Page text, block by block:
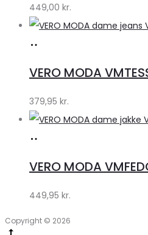
449,00 kr.
Klædeskabet.dk
VERO MODA
379,95 kr.
Klædeskabet.dk
VERO MODA
449,95 kr.
Copyright © 2026